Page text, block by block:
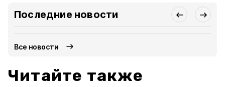
Последние новости
Все новости
Читайте также